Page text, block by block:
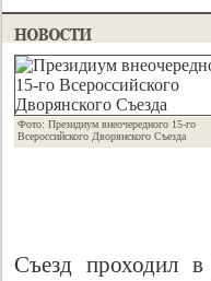
Фото: Президиум внеочередного 15-го
Всероссийского Дворянского Съезда
Съезд проходил в